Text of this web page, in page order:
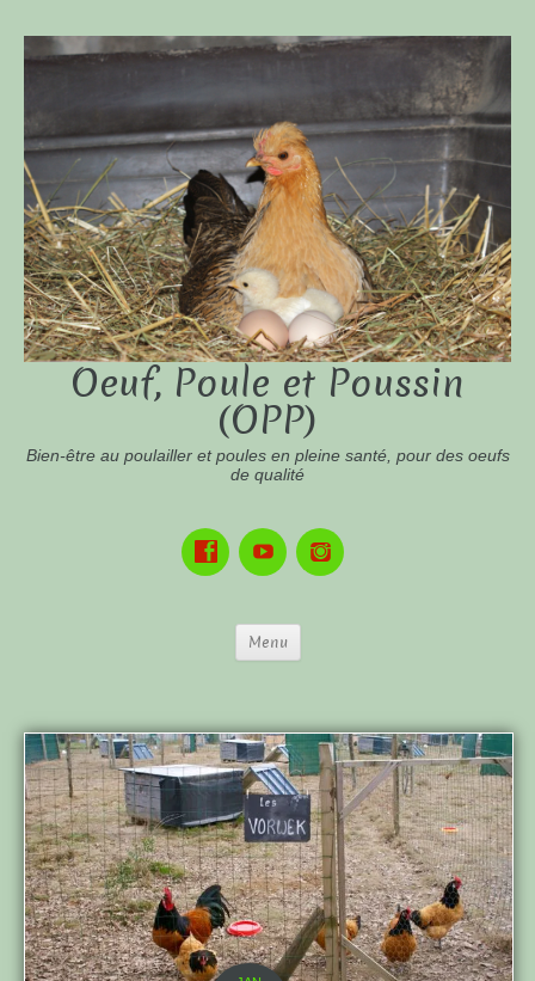
Oeuf, Poule et Poussin
(OPP)
Bien-être au poulailler et poules en pleine santé, pour des oeufs
de qualité
Menu